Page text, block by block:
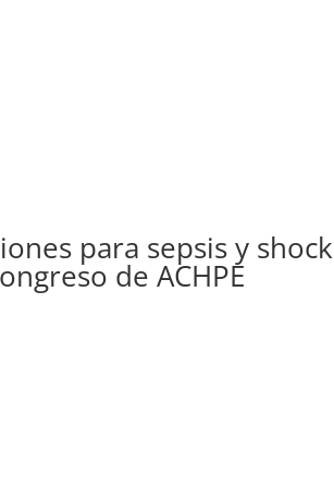
para sepsis y shock
de ACHPE